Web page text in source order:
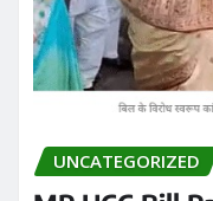
UNCATEGORIZED
MP UCC Bill
हंगामे के बीच समान
सेलेक्ट कमेटी की